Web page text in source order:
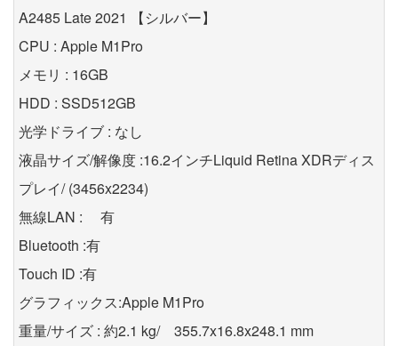
A2485 Late 2021 【シルバー】
CPU : Apple M1Pro
メモリ : 16GB
HDD : SSD512GB
光学ドライブ : なし
液晶サイズ/解像度 :16.2インチLiquid Retina XDRディス
プレイ/ (3456x2234)
無線LAN : 有
Bluetooth :有
Touch ID :有
グラフィックス:Apple M1Pro
重量/サイズ : 約2.1 kg/ 355.7x16.8x248.1 mm